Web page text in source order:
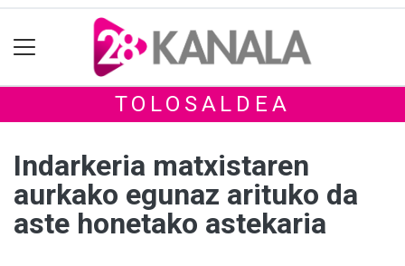
TOLOSALDEA
Indarkeria matxistaren
aurkako egunaz arituko da
aste honetako astekaria